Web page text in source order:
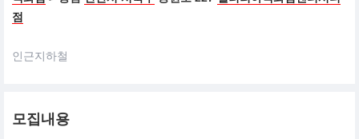
점
인근지하철
모집내용